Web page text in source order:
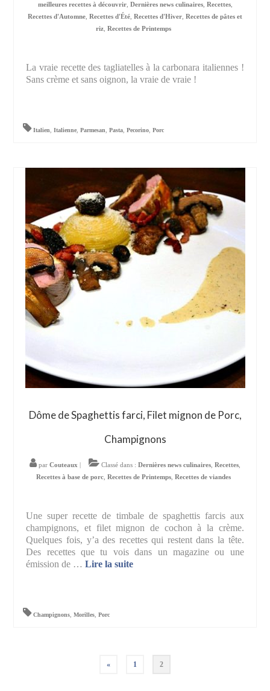
meilleures recettes à découvrir, Dernières news culinaires, Recettes,
Recettes d'Automne Recettes d'Été Recettes d'Hiver Recettes de pâtes et
riz Recettes de Printemps
La vraie recette des tagliatelles à la carbonara italiennes !
Sans crème et sans oignon, la vraie de vraie !
Italien,Italienne,Parmesan,Pasta,Pecorino,Porc
Dôme de Spaghettis farci, Filet mignon de Porc,
Champignons
par Couteaux Classé dans : Dernières news culinaires Recettes
Recettes à base de porc Recettes de Printemps Recettes de viandes
Une super recette de timbale de spaghettis farcis aux
champignons, et filet mignon de cochon à la crème.
Quelques fois, y’a des recettes qui restent dans la tête.
Des recettes que tu vois dans un magazine ou une
émission de …Lire la suite­­
Champignons,Morilles,Porc
« 1 2